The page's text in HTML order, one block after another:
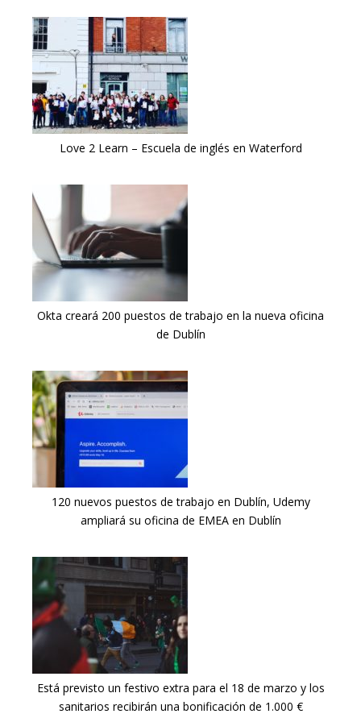
Love 2 Learn – Escuela de inglés en Waterford
Okta creará 200 puestos de trabajo en la nueva oficina
de Dublín
120 nuevos puestos de trabajo en Dublín, Udemy
ampliará su oficina de EMEA en Dublín
Está previsto un festivo extra para el 18 de marzo y los
sanitarios recibirán una bonificación de 1.000 €